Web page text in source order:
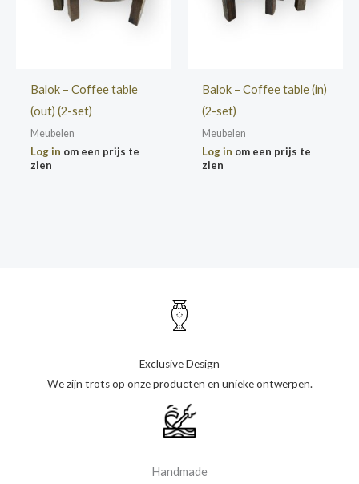
Balok – Coffee table
(out) (2-set)
Meubelen
Log in om een prijs te
zien
Balok – Coffee table (in)
(2-set)
Meubelen
Log in om een prijs te
zien
Exclusive Design
We zijn trots op onze producten en unieke ontwerpen.
Handmade